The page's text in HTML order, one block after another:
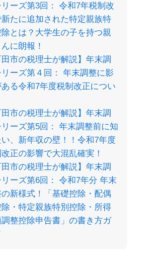
ーズ第3回： 令和7年税制改
新たに追加された特定親族特
除とは？大学生の子を持つ親
に朗報！
田市の税理士が解説】年末調
ーズ第４回： 年末調整に影
る令和7年度税制改正につい
田市の税理士が解説】年末調
ーズ第5回： 年末調整前に知
い、新年収の壁！！令和7年度
正の影響で大混乱確実！
田市の税理士が解説】年末調
ーズ第6回： 令和7年分 年末
新様式！「基礎控除・配偶
・特定親族特別控除・所得
整控除申告書」の書き方ガ